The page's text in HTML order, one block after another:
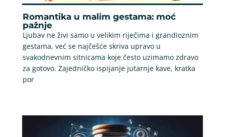
Romantika u malim gestama: moć
pažnje
Ljubav ne živi samo u velikim riječima i grandioznim
gestama, već se najčešće skriva upravo u
svakodnevnim sitnicama koje često uzimamo zdravo
za gotovo. Zajedničko ispijanje jutarnje kave, kratka
por